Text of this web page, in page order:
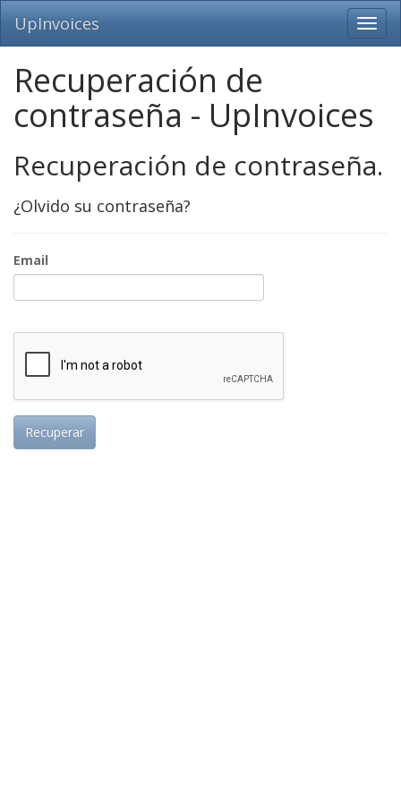
UpInvoices
Recuperación de
contraseña - UpInvoices
Recuperación de contraseña.
¿Olvido su contraseña?
Email